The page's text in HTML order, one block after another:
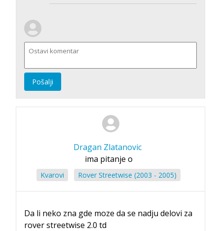
Pošalji
Dragan Zlatanovic
ima pitanje o
Kvarovi Rover Streetwise (2003 - 2005)
Da li neko zna gde moze da se nadju delovi za
rover streetwise 2.0 td